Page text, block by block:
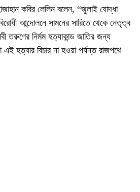
কবির লেলিন বলেন, “জুলাই যোদ্ধা
আন্দোলনে সামনের সারিতে থেকে নেতৃত্ব
তরুণের নির্মম হত্যাকান্ড জাতির জন্য
হত্যার বিচার না হওয়া পর্যন্ত রাজপথে